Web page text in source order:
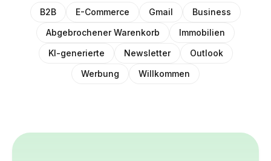
B2B E-Commerce Gmail
Business
Abgebrochener Warenkorb
Immobilien
KI-generierte
Newsletter
Outlook
Werbung
Willkommen